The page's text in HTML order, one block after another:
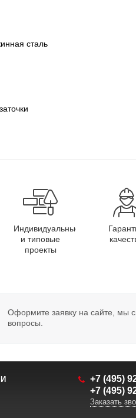
сталь
Индивидуальные
и типовые
проекты
Оформите заявку на сайте, мы
вопросы.
+7 (495)
+7 (495)
Заказать